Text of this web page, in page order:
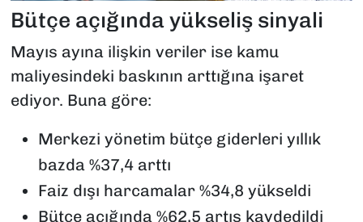
Bütçe açığında yükseliş sinyali
Mayıs ayına ilişkin veriler ise kamu
maliyesindeki baskının arttığına işaret
ediyor. Buna göre:
Merkezi yönetim bütçe giderleri yıllık
bazda %37,4 arttı
Faiz dışı harcamalar %34,8 yükseldi
Bütçe açığında %62,5 artış kaydedildi